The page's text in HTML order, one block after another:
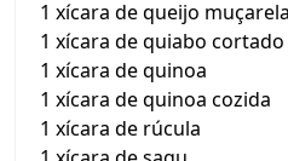
1 xícara de queijo
1 xícara de quiabo
1 xícara de quinoa
1 xícara de quinoa cozida
1 xícara de rúcula